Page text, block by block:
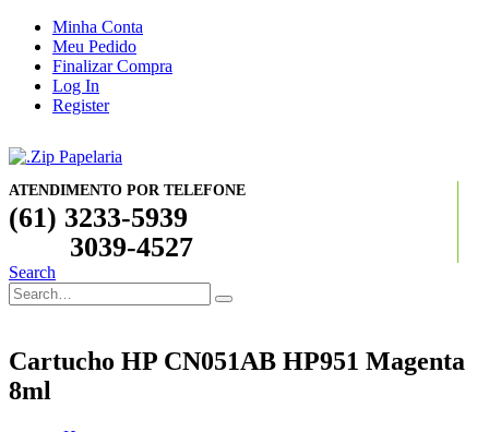
Minha Conta
Meu Pedido
Finalizar Compra
Log In
Register
ATENDIMENTO POR TELEFONE
(61) 3233-5939
3039-4527
Search
Cartucho HP CN051AB HP951 Magenta
8ml